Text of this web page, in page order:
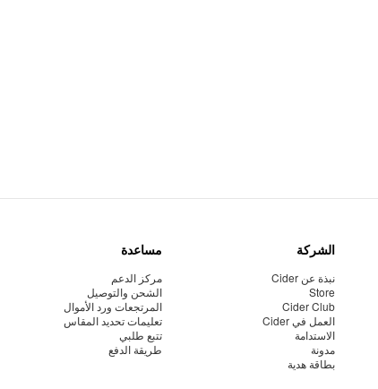
الشركة
نبذة عن Cider
Store
Cider Club
العمل في Cider
الاستدامة
مدونة
بطاقة هدية
مساعدة
مركز الدعم
الشحن والتوصيل
المرتجعات ورد الأموال
تعليمات تحديد المقاس
تتبع طلبي
طريقة الدفع